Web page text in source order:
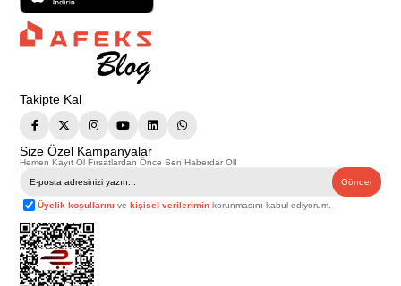
Takipte Kal
Size Özel Kampanyalar
Hemen Kayıt Ol Fırsatlardan Önce Sen Haberdar Ol!
Gönder
Üyelik koşullarını vekişisel verilerimin korunmasını kabul ediyorum.